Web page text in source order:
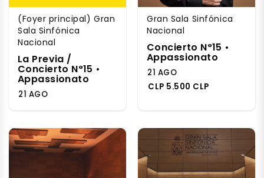
(Foyer principal) Gran
Sala Sinfónica
Nacional
La Previa /
Concierto N°15 •
Appassionato
21 AGO
Gran Sala Sinfónica
Nacional
Concierto N°15 •
Appassionato
21 AGO
CLP 5.500 CLP